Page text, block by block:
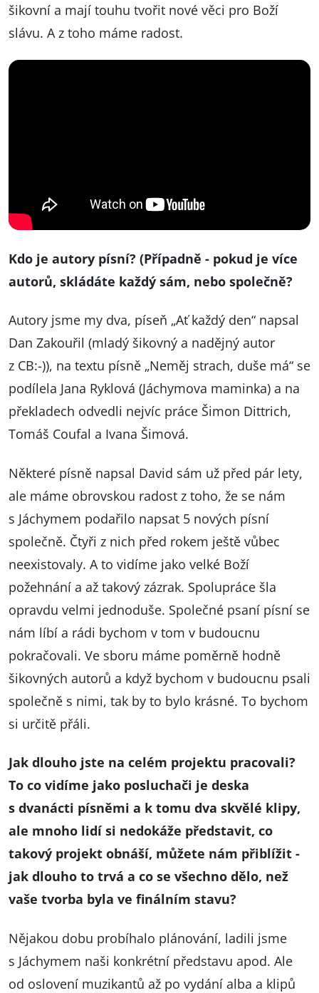
šikovní a mají touhu tvořit nové věci pro Boží
slávu. A z toho máme radost.
Kdo je autory písní? (Případně - pokud je více
autorů, skládáte každý sám, nebo společně?
Autory jsme my dva, píseň „Ať každý den“ napsal
Dan Zakouřil (mladý šikovný a nadějný autor
z CB:-)), na textu písně „Neměj strach, duše má“ se
podílela Jana Ryklová (Jáchymova maminka) a na
překladech odvedli nejvíc práce Šimon Dittrich,
Tomáš Coufal a Ivana Šimová.
Některé písně napsal David sám už před pár lety,
ale máme obrovskou radost z toho, že se nám
s Jáchymem podařilo napsat 5 nových písní
společně. Čtyři z nich před rokem ještě vůbec
neexistovaly. A to vidíme jako velké Boží
požehnání a až takový zázrak. Spolupráce šla
opravdu velmi jednoduše. Společné psaní písní se
nám líbí a rádi bychom v tom v budoucnu
pokračovali. Ve sboru máme poměrně hodně
šikovných autorů a když bychom v budoucnu psali
společně s nimi, tak by to bylo krásné. To bychom
si určitě přáli.
Jak dlouho jste na celém projektu pracovali?
To co vidíme jako posluchači je deska
s dvanácti písněmi a k tomu dva skvělé klipy,
ale mnoho lidí si nedokáže představit, co
takový projekt obnáší, můžete nám přiblížit -
jak dlouho to trvá a co se všechno dělo, než
vaše tvorba byla ve finálním stavu?
Nějakou dobu probíhalo plánování, ladili jsme
s Jáchymem naši konkrétní představu apod. Ale
od oslovení muzikantů až po vydání alba a klipů